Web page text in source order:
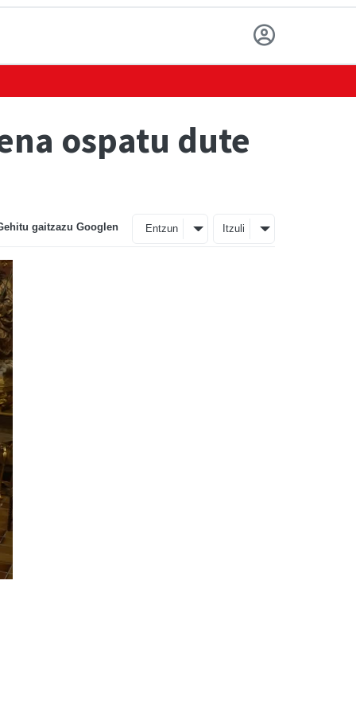
ospatu dute
gaitzazu Googlen Entzun Itzuli